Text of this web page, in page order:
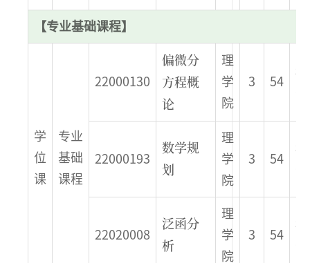
【专业基础课程】
学
位
课
专业
基础
课程
22000130
偏微分
方程概
论
理
学
院
3 54
秋
22000193
数学规
划
理
学
院
3 54
秋
22020008
泛函分
析
理
学
院
3 54
秋